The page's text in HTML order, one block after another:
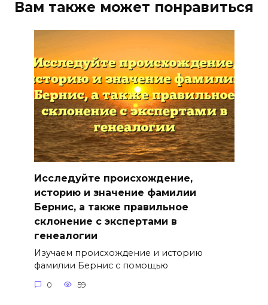
Вам также может понравиться
Исследуйте происхождение,
историю и значение фамилии
Бернис, а также правильное
склонение с экспертами в
генеалогии
Изучаем происхождение и историю
фамилии Бернис с помощью
0 59